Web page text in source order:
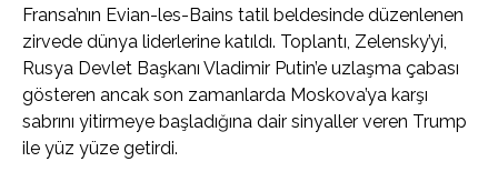
Fransa’nın Evian-les-Bains tatil beldesinde düzenlenen
zirvede dünya liderlerine katıldı. Toplantı, Zelensky’yi,
Rusya Devlet Başkanı Vladimir Putin’e uzlaşma çabası
gösteren ancak son zamanlarda Moskova’ya karşı
sabrını yitirmeye başladığına dair sinyaller veren Trump
ile yüz yüze getirdi.